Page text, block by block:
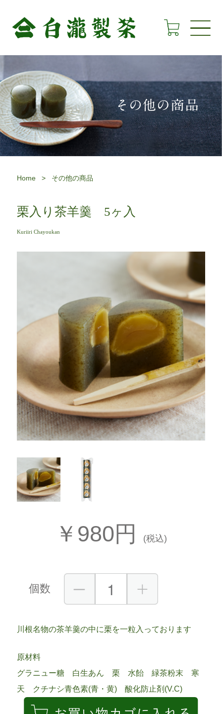
Home > その他の商品
栗入り茶羊羹 5ヶ入
Kuriiri Chayoukan
￥980円 (税込)
個数
川根名物の茶羊羹の中に栗を一粒入っております
原材料
グラニュー糖 白生あん 栗 水飴 緑茶粉末 寒
天 クチナシ青色素(青・黄) 酸化防止剤(V.C)